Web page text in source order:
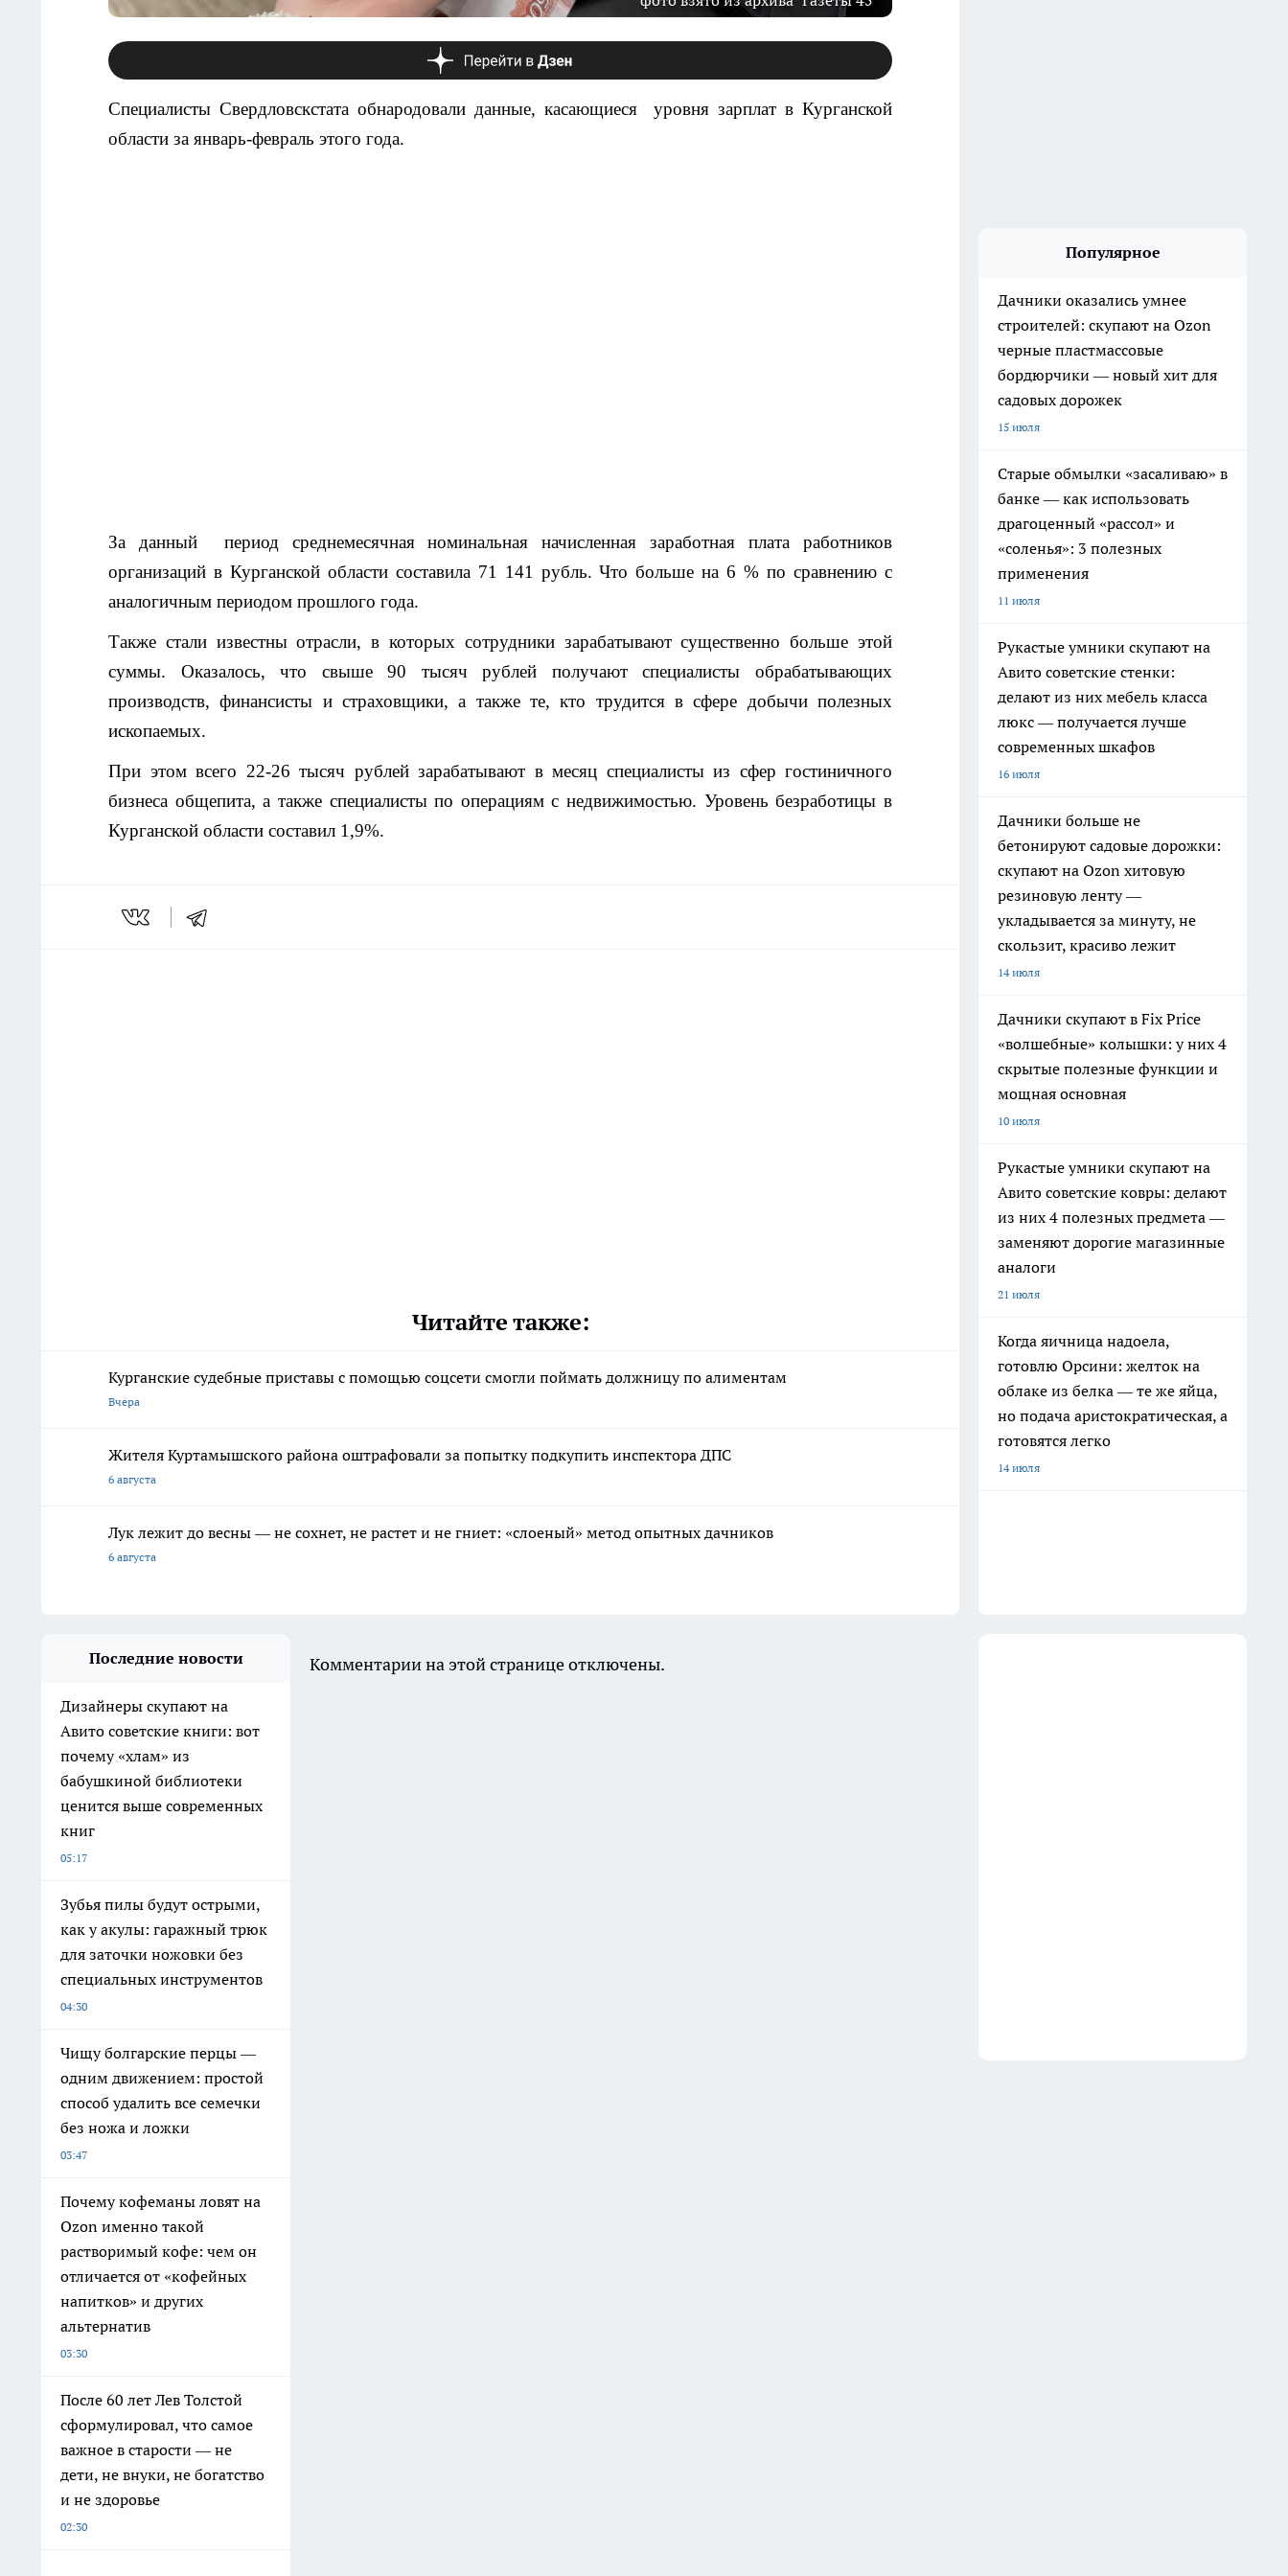
Специалисты Свердловскстата обнародовали данные, касающиеся уровня зарплат в Курганской
области за январь-февраль этого года.
За данный период среднемесячная номинальная начисленная заработная плата работников
организаций в Курганской области составила 71 141 рубль. Что больше на 6 % по сравнению с
аналогичным периодом прошлого года.
Также стали известны отрасли, в которых сотрудники зарабатывают существенно больше этой
суммы. Оказалось, что свыше 90 тысяч рублей получают специалисты обрабатывающих
производств, финансисты и страховщики, а также те, кто трудится в сфере добычи полезных
ископаемых.
При этом всего 22-26 тысяч рублей зарабатывают в месяц специалисты из сфер гостиничного
бизнеса общепита, а также специалисты по операциям с недвижимостью. Уровень безработицы в
Курганской области составил 1,9%.
Читайте также:
Курганские судебные приставы с помощью соцсети смогли поймать должницу по алиментам
Вчера
Жителя Куртамышского района оштрафовали за попытку подкупить инспектора ДПС
6 августа
Лук лежит до весны — не сохнет, не растет и не гниет: «слоеный» метод опытных дачников
6 августа
Популярное
Дачники оказались умнее
строителей: скупают на Ozon
черные пластмассовые
бордюрчики — новый хит для
садовых дорожек
15 июля
Старые обмылки «засаливаю» в
банке — как использовать
драгоценный «рассол» и
«соленья»: 3 полезных
применения
11 июля
Рукастые умники скупают на
Авито советские стенки:
делают из них мебель класса
люкс — получается лучше
современных шкафов
16 июля
Дачники больше не
бетонируют садовые дорожки:
скупают на Ozon хитовую
резиновую ленту —
укладывается за минуту, не
скользит, красиво лежит
14 июля
Дачники скупают в Fix Price
«волшебные» колышки: у них 4
скрытые полезные функции и
мощная основная
10 июля
Рукастые умники скупают на
Авито советские ковры: делают
из них 4 полезных предмета —
заменяют дорогие магазинные
аналоги
21 июля
Когда яичница надоела,
готовлю Орсини: желток на
облаке из белка — те же яйца,
но подача аристократическая, а
готовятся легко
14 июля
Последние новости
Дизайнеры скупают на
Авито советские книги: вот
почему «хлам» из
бабушкиной библиотеки
ценится выше современных
книг
05:17
Зубья пилы будут острыми,
как у акулы: гаражный трюк
для заточки ножовки без
специальных инструментов
04:30
Чищу болгарские перцы —
одним движением: простой
способ удалить все семечки
без ножа и ложки
03:47
Почему кофеманы ловят на
Ozon именно такой
растворимый кофе: чем он
отличается от «кофейных
напитков» и других
альтернатив
03:30
После 60 лет Лев Толстой
сформулировал, что самое
важное в старости — не
дети, не внуки, не богатство
и не здоровье
02:30
Комментарии на этой странице отключены.